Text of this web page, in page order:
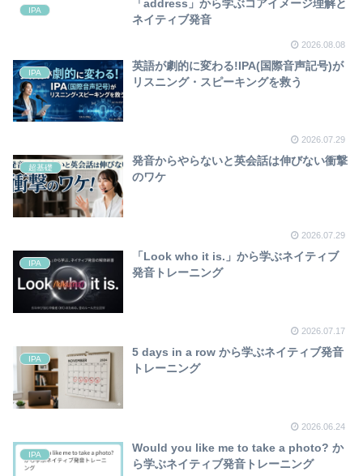
IPA
「address」から学ぶコアイメージ理解と
ネイティブ発音
2026.08.08
IPA
英語が劇的に変わる!IPA(国際音声記号)が
リスニング・スピーキングを救う
2026.07.29
超基礎
発音からやらないと英会話は伸びない衝撃
のワケ
2026.07.29
IPA
「Look who it is.」から学ぶネイティブ
発音トレーニング
2026.07.17
IPA
5 days in a row から学ぶネイティブ発音
トレーニング
2026.06.24
IPA
Would you like me to take a photo? か
ら学ぶネイティブ発音トレーニング